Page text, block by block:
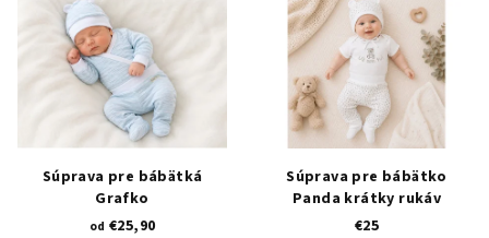
Súprava pre bábätká
Grafko
od €25,90
Súprava pre bábätko
Panda krátky rukáv
€25